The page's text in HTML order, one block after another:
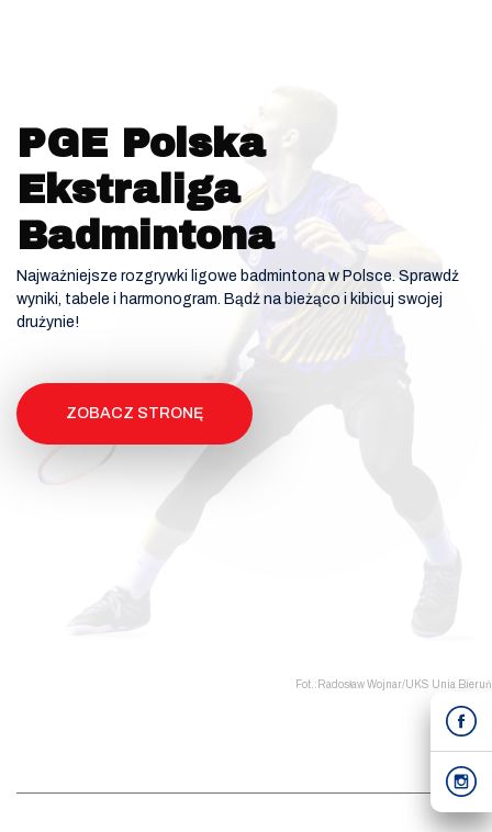
PGE Polska
Ekstraliga
Badmintona
Najważniejsze rozgrywki ligowe badmintona w Polsce. Sprawdź
wyniki, tabele i harmonogram. Bądź na bieżąco i kibicuj swojej
drużynie!
ZOBACZ STRONĘ
Fot.:Radosław Wojnar/UKS Unia Bieruń